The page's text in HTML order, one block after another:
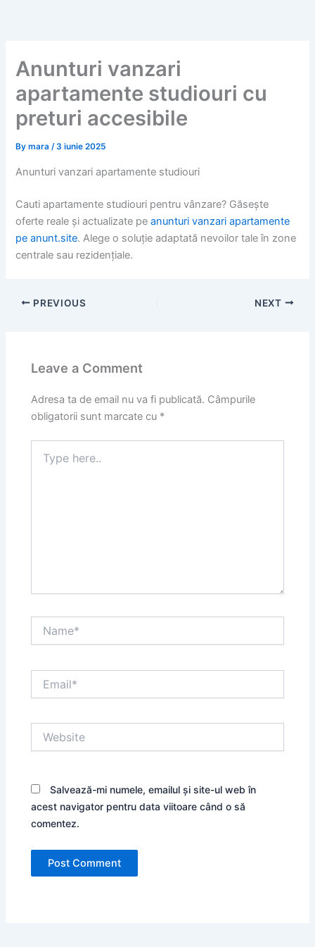
Anunturi vanzari
apartamente studiouri cu
preturi accesibile
Bymara/3 iunie 2025
Anunturi vanzari apartamente studiouri
Cauti apartamente studiouri pentru vânzare? Găsește
oferte reale și actualizate peanunturi vanzari apartamente
pe anunt.site. Alege o soluție adaptată nevoilor tale în zone
centrale sau rezidențiale.
PREVIOUS NEXT
Leave a Comment
Adresa ta de email nu va fi publicată. Câmpurile
obligatorii sunt marcate cu *
here..
Salvează-mi numele, emailul și site-ul web în
acest navigator pentru data viitoare când o să
comentez.